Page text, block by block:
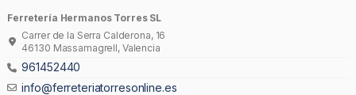
Ferretería Hermanos Torres SL
Carrer de la Serra Calderona, 16
46130 Massamagrell, Valencia
961452440
info@ferreteriatorresonline.es